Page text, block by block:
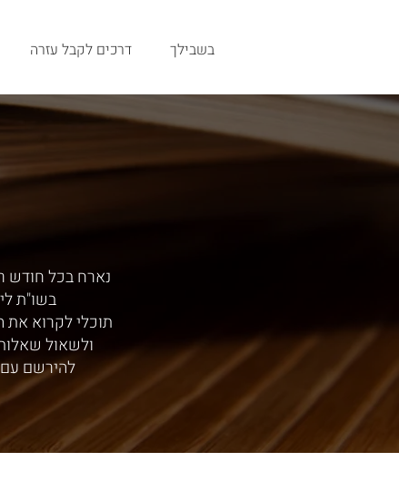
בשבילך דרכים לקבל עזרה
נארח בכל חודש
בשו"ת
תוכלי לקרוא
ולשאול
להירשם